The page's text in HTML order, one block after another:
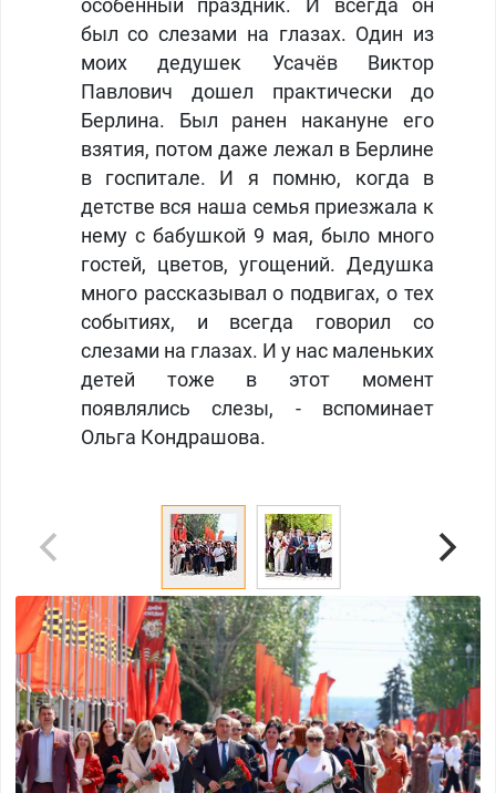
особенный праздник. И всегда он
был со слезами на глазах. Один из
моих дедушек Усачёв Виктор
Павлович дошел практически до
Берлина. Был ранен накануне его
взятия, потом даже лежал в Берлине
в госпитале. И я помню, когда в
детстве вся наша семья приезжала к
нему с бабушкой 9 мая, было много
гостей, цветов, угощений. Дедушка
много рассказывал о подвигах, о тех
событиях, и всегда говорил со
слезами на глазах. И у нас маленьких
детей тоже в этот момент
появлялись слезы, - вспоминает
Ольга Кондрашова.